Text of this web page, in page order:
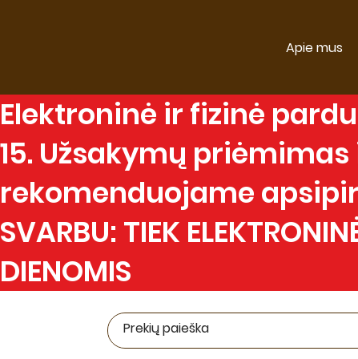
Apie mus
Elektroninė ir fizinė
15. Užsakymų
rekomenduojame
SVARBU: TIEK
DIENOMIS